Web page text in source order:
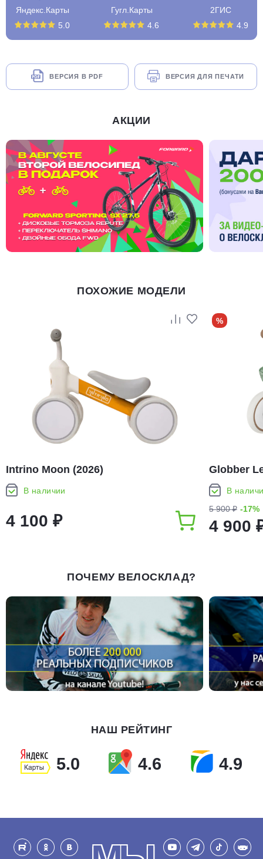
Яндекс.Карты
5.0
Гугл.Карты
4.6
2ГИС
4.9
ВЕРСИЯ В PDF ВЕРСИЯ ДЛЯ ПЕЧАТИ
АКЦИИ
ПОХОЖИЕ МОДЕЛИ
Intrino Moon (2026)
В наличии
4 100 ₽
%
Globber
В
5 900 ₽ -17%
4 900
ПОЧЕМУ ВЕЛОСКЛАД?
НАШ РЕЙТИНГ
5.0 4.6 4.9